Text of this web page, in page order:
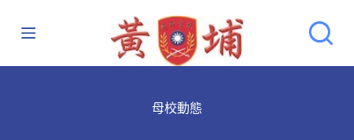
至
母校動態